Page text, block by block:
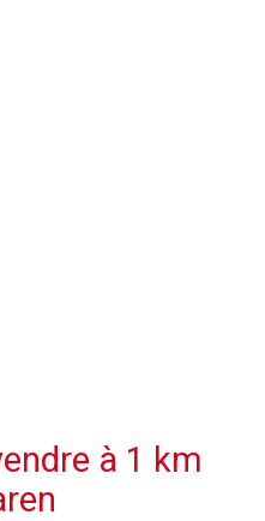
à 1 km